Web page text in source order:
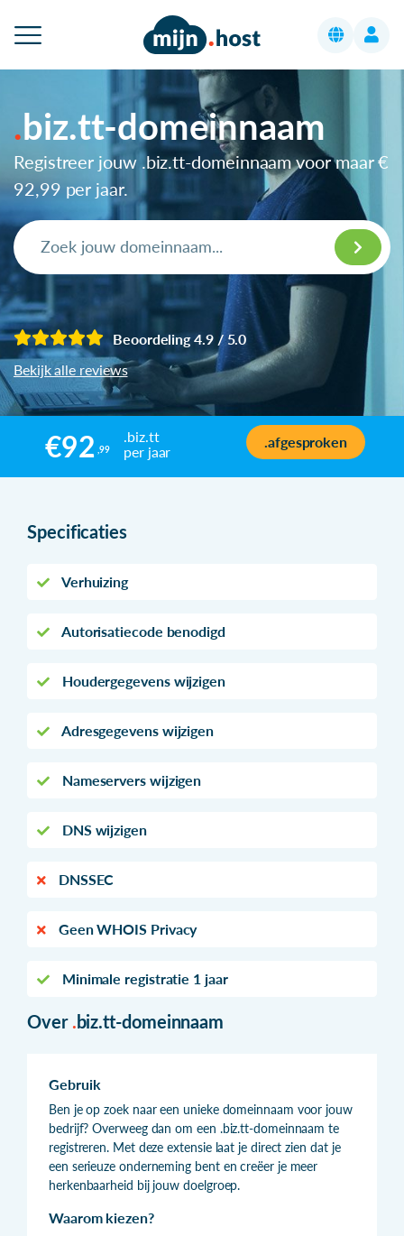
biz.tt-domeinnaam
Registreer jouw .biz.tt-domeinnaam voor maar€
92,99 per jaar.
Beoordeling 4.9 / 5.0
Bekijk alle reviews
€92 ,99
.biz.tt
per jaar
.afgesproken
Specificaties
Verhuizing
Autorisatiecode benodigd
Houdergegevens wijzigen
Adresgegevens wijzigen
Nameservers wijzigen
DNS wijzigen
DNSSEC
Geen WHOIS Privacy
Minimale registratie 1 jaar
Over .biz.tt-domeinnaam
Gebruik
Ben je op zoek naar een unieke domeinnaam voor jouw
bedrijf? Overweeg dan om een .biz.tt-domeinnaam te
registreren. Met deze extensie laat je direct zien dat je
een serieuze onderneming bent en creëer je meer
herkenbaarheid bij jouw doelgroep.
Waarom kiezen?